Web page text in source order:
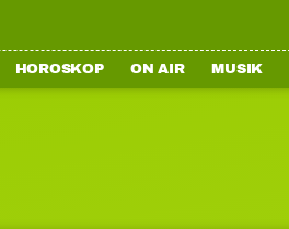
HOROSKOP ON AIR MUSIK